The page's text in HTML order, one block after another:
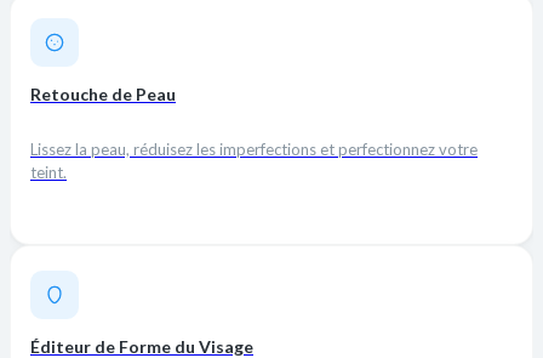
Retouche de Peau
Lissez la peau, réduisez les imperfections et perfectionnez votre
teint.
Éditeur de Forme du Visage